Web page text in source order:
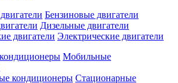
Бензиновые двигатели
Дизельные двигатели
Электрические двигатели
Мобильные
Стационарные